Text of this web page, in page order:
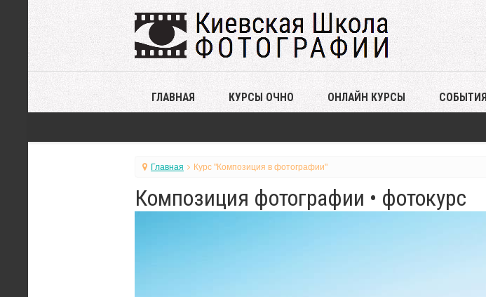
ГЛАВНАЯ КУРСЫ ОЧНО ОНЛАЙН КУРСЫ СОБЫТИЯ
Главная Курс "Композиция в фотографии"
Композиция фотографии • фотокурс